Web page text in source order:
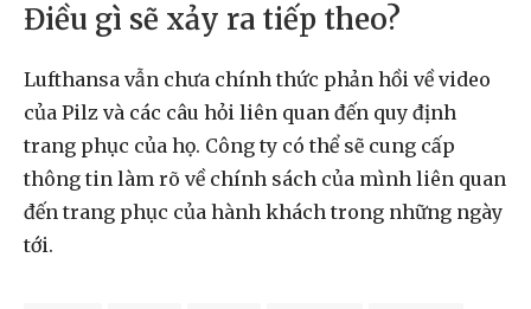
Điều gì sẽ xảy ra tiếp theo?
Lufthansa vẫn chưa chính thức phản hồi về video
của Pilz và các câu hỏi liên quan đến quy định
trang phục của họ. Công ty có thể sẽ cung cấp
thông tin làm rõ về chính sách của mình liên quan
đến trang phục của hành khách trong những ngày
tới.